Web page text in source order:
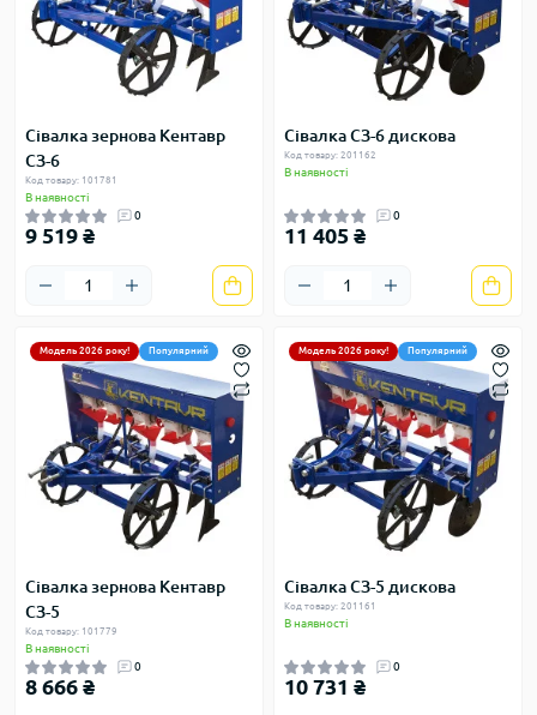
Сівалка зернова Кентавр
СЗ-6
Код товару: 101781
В наявності
0
9 519 ₴
Сівалка СЗ-6 дискова
Код товару: 201162
В наявності
0
11 405 ₴
Модель 2026 року! Популярний
Сівалка зернова Кентавр
СЗ-5
Код товару: 101779
В наявності
0
8 666 ₴
Модель 2026 року! Популярний
Сівалка СЗ-5 дискова
Код товару: 201161
В наявності
0
10 731 ₴